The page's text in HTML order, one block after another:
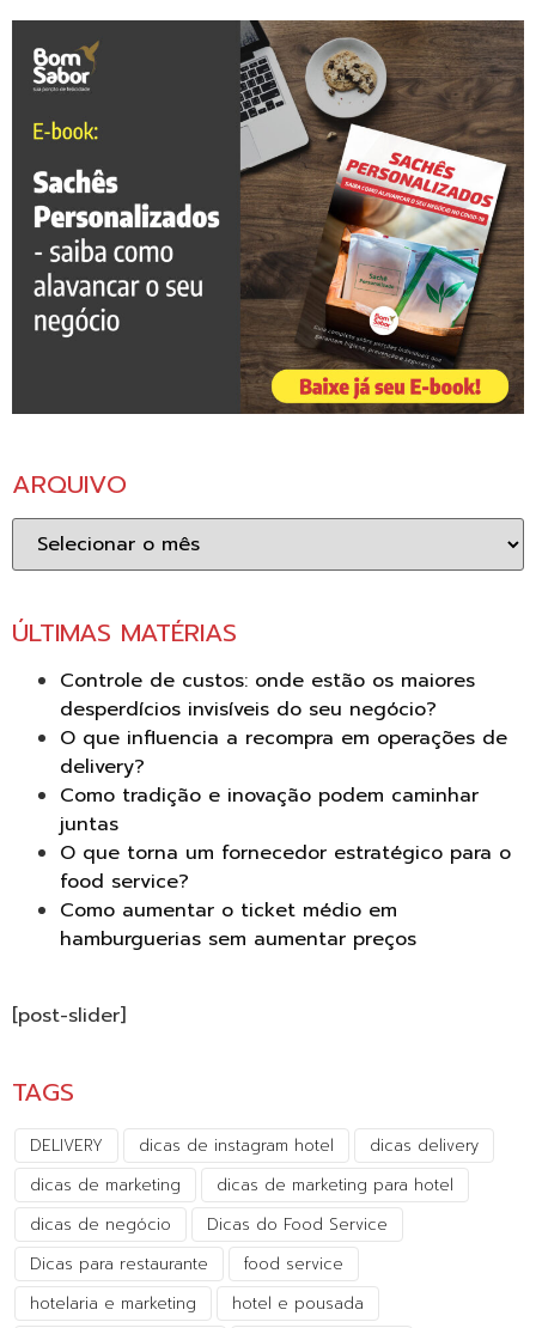
ARQUIVO
Arquivo
ÚLTIMAS MATÉRIAS
Controle de custos: onde estão os maiores
desperdícios invisíveis do seu negócio?
O que influencia a recompra em operações de
delivery?
Como tradição e inovação podem caminhar
juntas
O que torna um fornecedor estratégico para o
food service?
Como aumentar o ticket médio em
hamburguerias sem aumentar preços
[post-slider]
TAGS
DELIVERY dicas de instagram hotel
dicas delivery
dicas de marketing
dicas de marketing para hotel
dicas de negócio
Dicas do Food Service
Dicas para restaurante
food service
hotelaria e marketing
hotel e pousada